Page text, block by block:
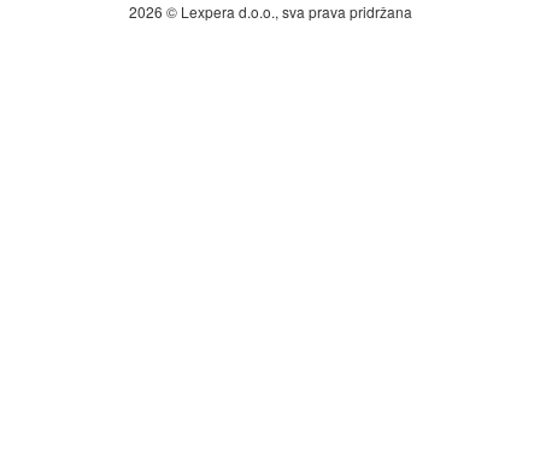
2026 © Lexpera d.o.o., sva prava pridržana